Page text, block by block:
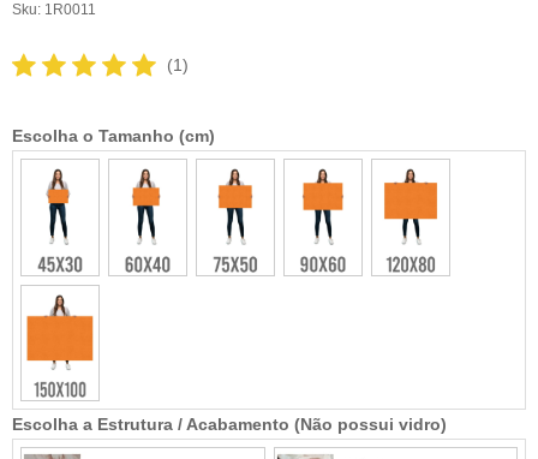
Sku: 1R0011
(1)
Escolha a Estrutura / Acabamento (Não possui vidro)
Escolha o Tamanho (cm)